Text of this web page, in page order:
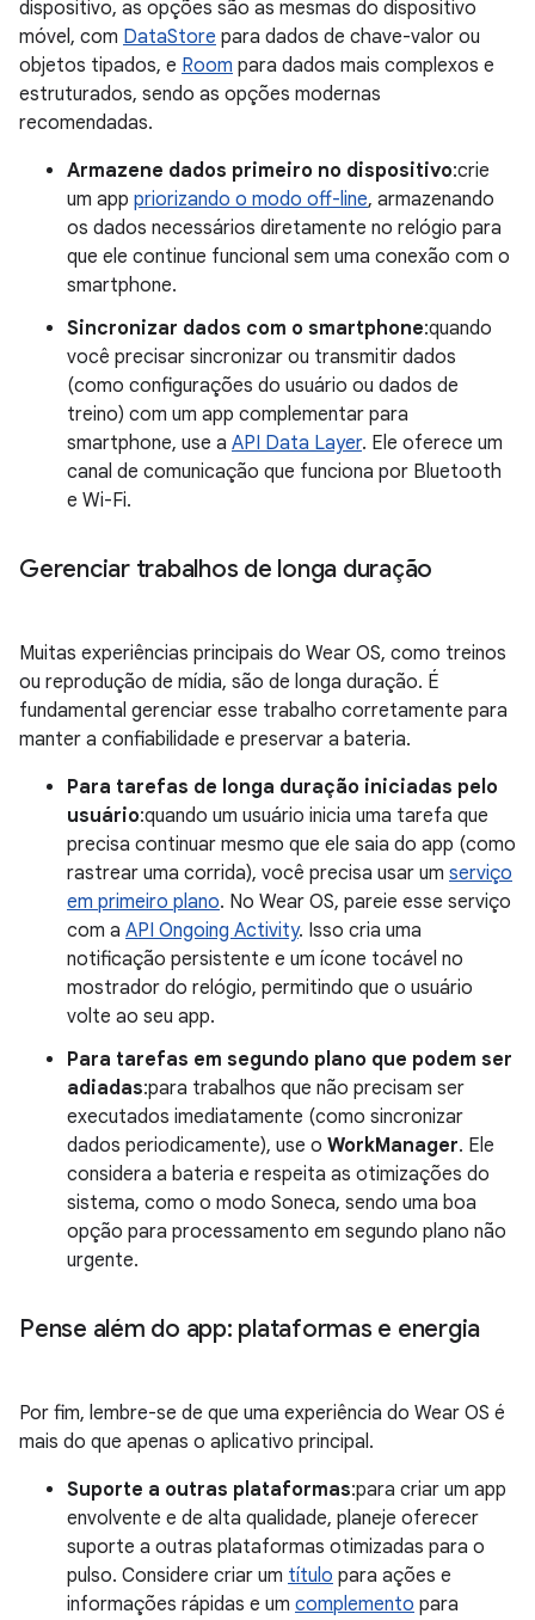
dispositivo, as opções são as mesmas do dispositivo
móvel, com DataStore para dados de chave-valor ou
objetos tipados, e Room para dados mais complexos e
estruturados, sendo as opções modernas
recomendadas.
Armazene dados primeiro no dispositivo:crie
um app priorizando o modo off-line, armazenando
os dados necessários diretamente no relógio para
que ele continue funcional sem uma conexão com o
smartphone.
Sincronizar dados com o smartphone:quando
você precisar sincronizar ou transmitir dados
(como configurações do usuário ou dados de
treino) com um app complementar para
smartphone, use a API Data Layer. Ele oferece um
canal de comunicação que funciona por Bluetooth
e Wi-Fi.
Gerenciar trabalhos de longa duração
Muitas experiências principais do Wear OS, como treinos
ou reprodução de mídia, são de longa duração. É
fundamental gerenciar esse trabalho corretamente para
manter a confiabilidade e preservar a bateria.
Para tarefas de longa duração iniciadas pelo
usuário:quando um usuário inicia uma tarefa que
precisa continuar mesmo que ele saia do app (como
rastrear uma corrida), você precisa usar um serviço
em primeiro plano. No Wear OS, pareie esse serviço
com a API Ongoing Activity. Isso cria uma
notificação persistente e um ícone tocável no
mostrador do relógio, permitindo que o usuário
volte ao seu app.
Para tarefas em segundo plano que podem ser
adiadas:para trabalhos que não precisam ser
executados imediatamente (como sincronizar
dados periodicamente), use o WorkManager. Ele
considera a bateria e respeita as otimizações do
sistema, como o modo Soneca, sendo uma boa
opção para processamento em segundo plano não
urgente.
Pense além do app: plataformas e energia
Por fim, lembre-se de que uma experiência do Wear OS é
mais do que apenas o aplicativo principal.
Suporte a outras plataformas:para criar um app
envolvente e de alta qualidade, planeje oferecer
suporte a outras plataformas otimizadas para o
pulso. Considere criar um título para ações e
informações rápidas e um complemento para